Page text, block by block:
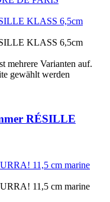
mehrere Varianten auf.
gewählt werden
RÉSILLE